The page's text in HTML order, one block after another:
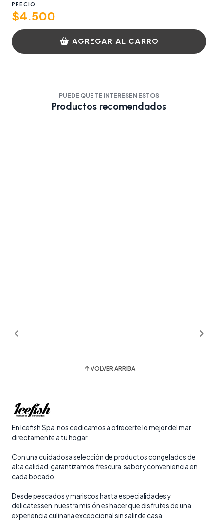
PRECIO
$4.500
AGREGAR AL CARRO
PUEDE QUE TE INTERESEN ESTOS
Productos recomendados
VOLVER ARRIBA
En Icefish Spa, nos dedicamos a ofrecerte lo mejor del mar
directamente a tu hogar.
Con una cuidadosa selección de productos congelados de
alta calidad, garantizamos frescura, sabor y conveniencia en
cada bocado.
Desde pescados y mariscos hasta especialidades y
delicatessen, nuestra misión es hacer que disfrutes de una
experiencia culinaria excepcional sin salir de casa.